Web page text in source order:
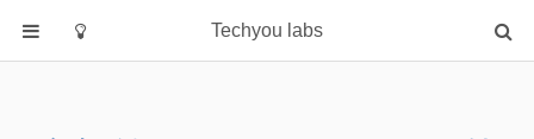
Techyou labs